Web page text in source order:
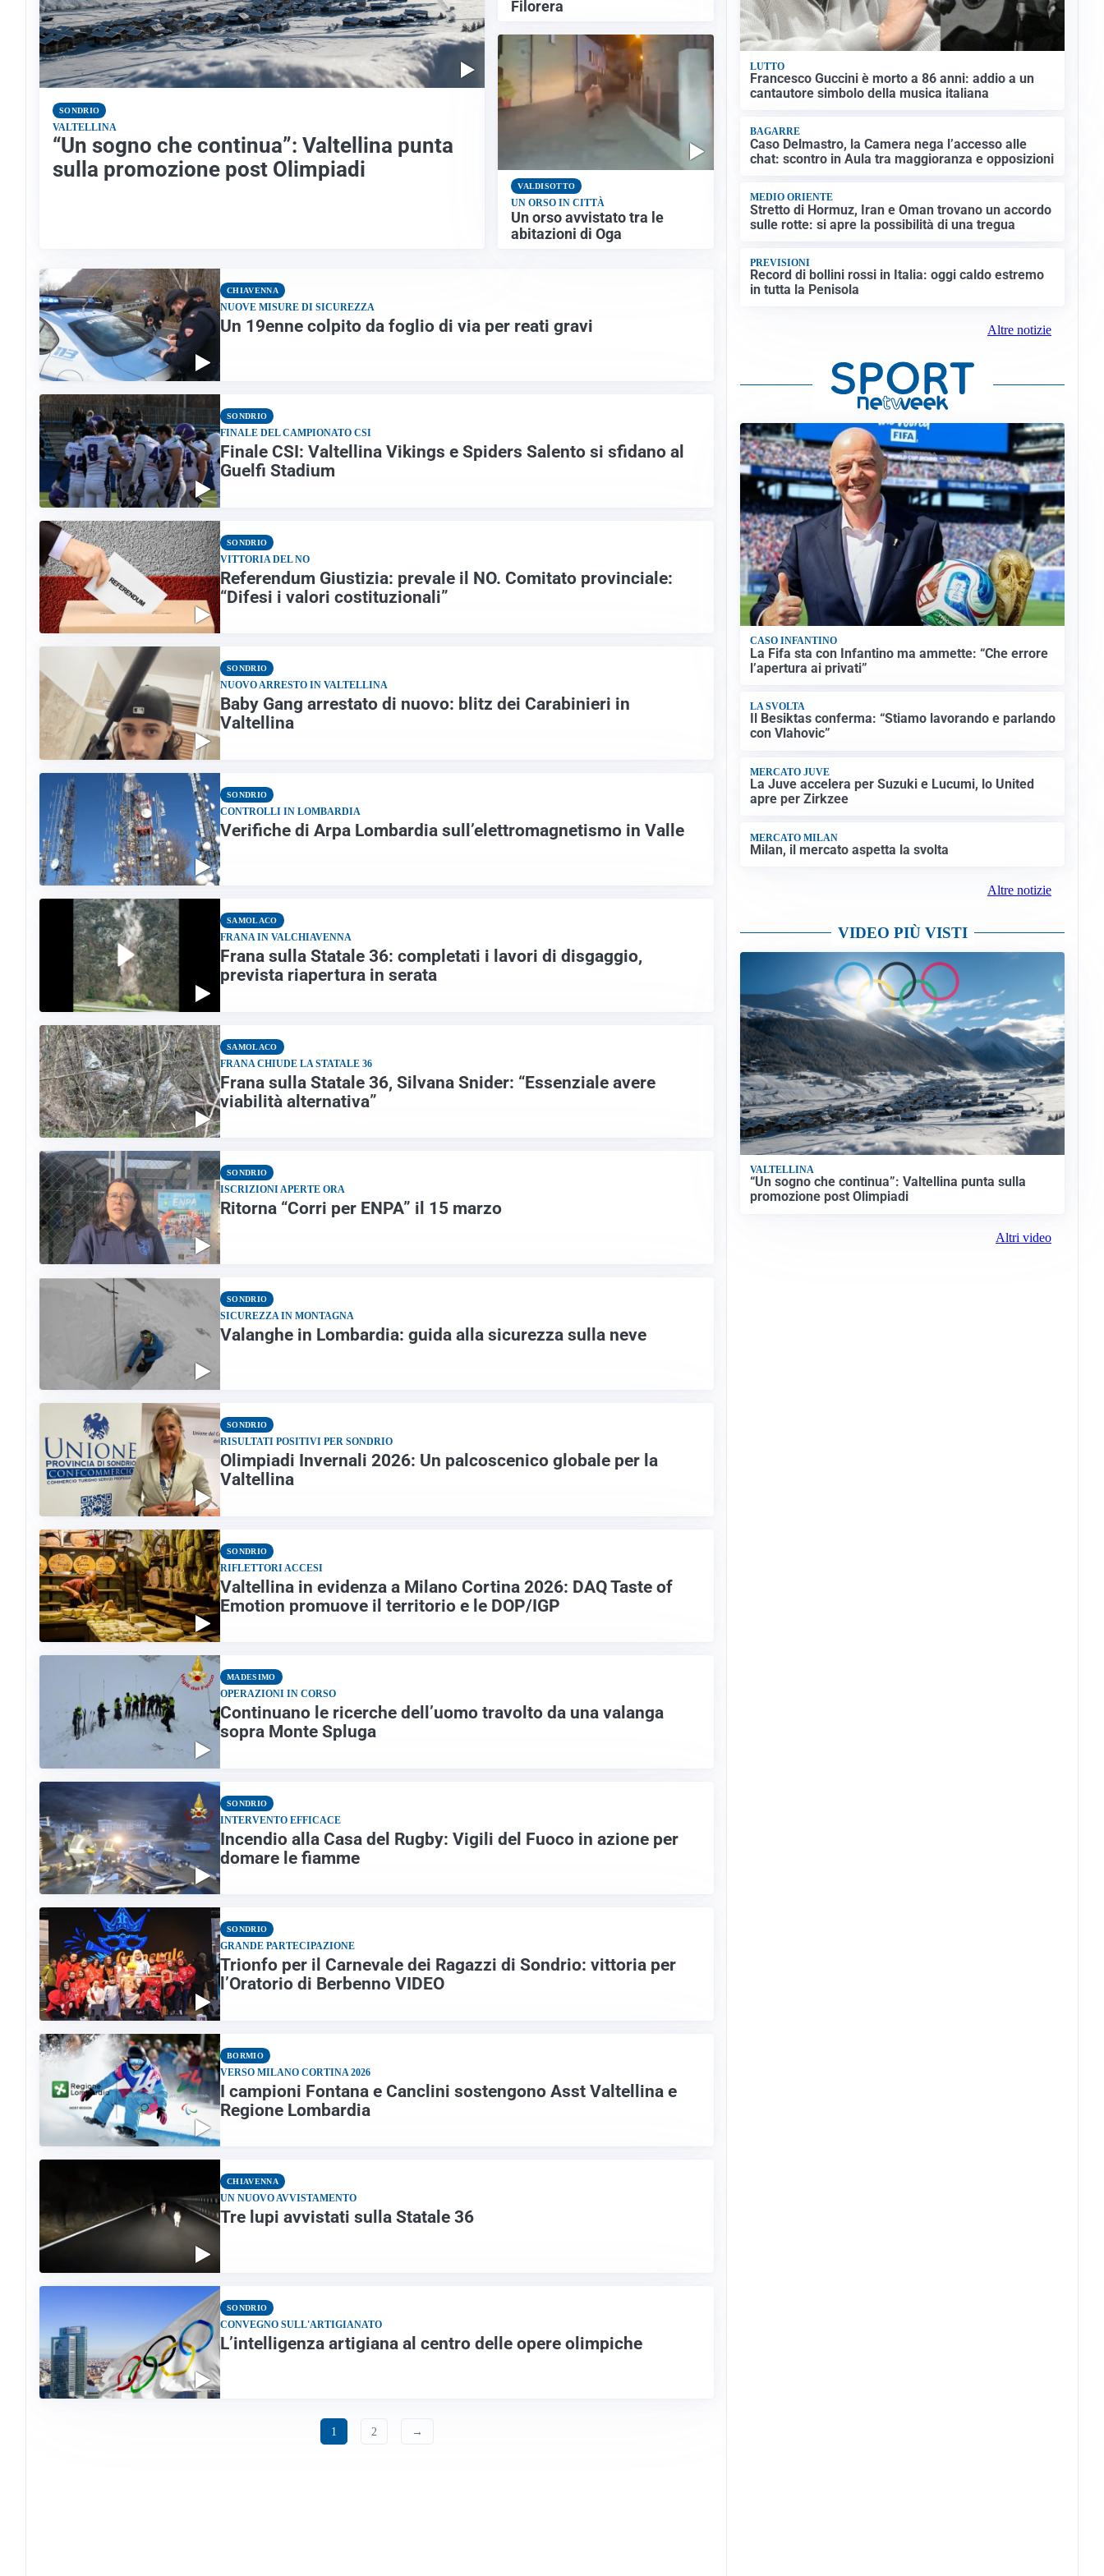
SONDRIO
VALTELLINA
“Un sogno che continua”: Valtellina punta
sulla promozione post Olimpiadi
Filorera
VALDISOTTO
UN ORSO IN CITTÀ
Un orso avvistato tra le
abitazioni di Oga
CHIAVENNA
NUOVE MISURE DI SICUREZZA
Un 19enne colpito da foglio di via per reati gravi
SONDRIO
FINALE DEL CAMPIONATO CSI
Finale CSI: Valtellina Vikings e Spiders Salento si sfidano al
Guelfi Stadium
SONDRIO
VITTORIA DEL NO
Referendum Giustizia: prevale il NO. Comitato provinciale:
“Difesi i valori costituzionali”
SONDRIO
NUOVO ARRESTO IN VALTELLINA
Baby Gang arrestato di nuovo: blitz dei Carabinieri in
Valtellina
SONDRIO
CONTROLLI IN LOMBARDIA
Verifiche di Arpa Lombardia sull’elettromagnetismo in Valle
SAMOLACO
FRANA IN VALCHIAVENNA
Frana sulla Statale 36: completati i lavori di disgaggio,
prevista riapertura in serata
SAMOLACO
FRANA CHIUDE LA STATALE 36
Frana sulla Statale 36, Silvana Snider: “Essenziale avere
viabilità alternativa”
SONDRIO
ISCRIZIONI APERTE ORA
Ritorna “Corri per ENPA” il 15 marzo
SONDRIO
SICUREZZA IN MONTAGNA
Valanghe in Lombardia: guida alla sicurezza sulla neve
SONDRIO
RISULTATI POSITIVI PER SONDRIO
Olimpiadi Invernali 2026: Un palcoscenico globale per la
Valtellina
SONDRIO
RIFLETTORI ACCESI
Valtellina in evidenza a Milano Cortina 2026: DAQ Taste of
Emotion promuove il territorio e le DOP/IGP
MADESIMO
OPERAZIONI IN CORSO
Continuano le ricerche dell’uomo travolto da una valanga
sopra Monte Spluga
SONDRIO
INTERVENTO EFFICACE
Incendio alla Casa del Rugby: Vigili del Fuoco in azione per
domare le fiamme
SONDRIO
GRANDE PARTECIPAZIONE
Trionfo per il Carnevale dei Ragazzi di Sondrio: vittoria per
l’Oratorio di Berbenno VIDEO
BORMIO
VERSO MILANO CORTINA 2026
I campioni Fontana e Canclini sostengono Asst Valtellina e
Regione Lombardia
CHIAVENNA
UN NUOVO AVVISTAMENTO
Tre lupi avvistati sulla Statale 36
SONDRIO
CONVEGNO SULL'ARTIGIANATO
L’intelligenza artigiana al centro delle opere olimpiche
1 2 →
LUTTO
Francesco Guccini è morto a 86 anni: addio a un
cantautore simbolo della musica italiana
BAGARRE
Caso Delmastro, la Camera nega l’accesso alle
chat: scontro in Aula tra maggioranza e opposizioni
MEDIO ORIENTE
Stretto di Hormuz, Iran e Oman trovano un accordo
sulle rotte: si apre la possibilità di una tregua
PREVISIONI
Record di bollini rossi in Italia: oggi caldo estremo
in tutta la Penisola
Altre notizie
CASO INFANTINO
La Fifa sta con Infantino ma ammette: “Che errore
l’apertura ai privati”
LA SVOLTA
Il Besiktas conferma: “Stiamo lavorando e parlando
con Vlahovic”
MERCATO JUVE
La Juve accelera per Suzuki e Lucumi, lo United
apre per Zirkzee
MERCATO MILAN
Milan, il mercato aspetta la svolta
Altre notizie
VIDEO PIÙ VISTI
VALTELLINA
“Un sogno che continua”: Valtellina punta sulla
promozione post Olimpiadi
Altri video